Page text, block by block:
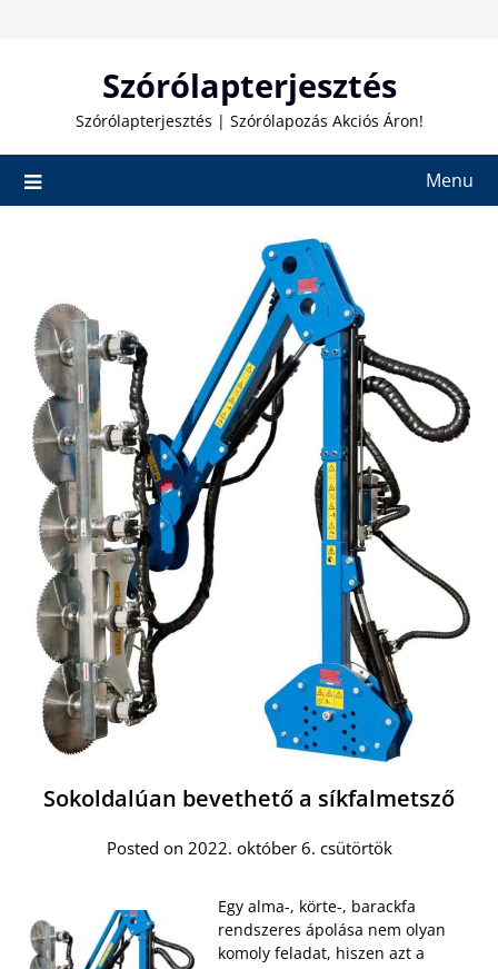
Szórólapterjesztés
Szórólapterjesztés | Szórólapozás Akciós Áron!
Menu
Sokoldalúan bevethető a síkfalmetsző
Posted on 2022. október 6. csütörtök
Egy alma-, körte-, barackfa
rendszeres ápolása nem olyan
komoly feladat, hiszen azt a